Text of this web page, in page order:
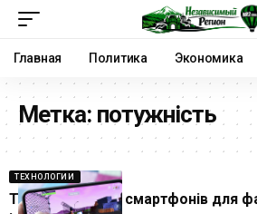
Главная Политика Экономика
Метка: потужність
ТЕХНОЛОГИИ
Топ-5 потужних смартфонів для